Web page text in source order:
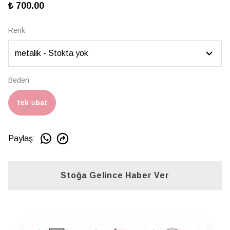
₺ 700.00
Renk
Beden
tek ebat
Paylaş:
Stoğa Gelince Haber Ver